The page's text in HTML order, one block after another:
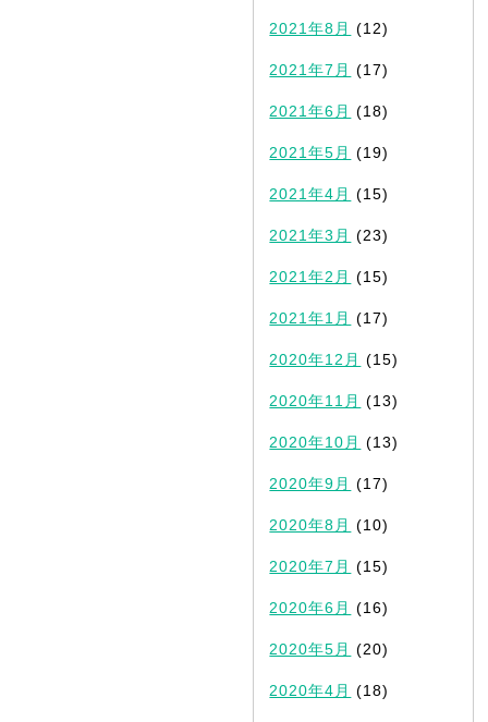
2021年8月 (12)
2021年7月 (17)
2021年6月 (18)
2021年5月 (19)
2021年4月 (15)
2021年3月 (23)
2021年2月 (15)
2021年1月 (17)
2020年12月 (15)
2020年11月 (13)
2020年10月 (13)
2020年9月 (17)
2020年8月 (10)
2020年7月 (15)
2020年6月 (16)
2020年5月 (20)
2020年4月 (18)